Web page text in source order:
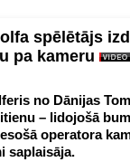
spēlētājs
pa kameru
no Dānijas
– lidojošā
operatora
saplaisāja.